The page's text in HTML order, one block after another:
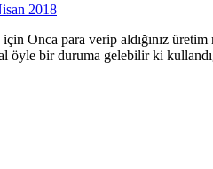
2018
Onca para verip aldığınız
öyle bir duruma gelebilir ki